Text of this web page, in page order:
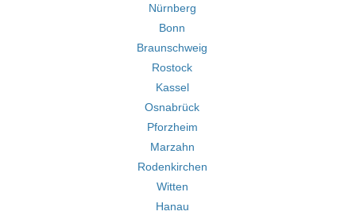
Nürnberg
Bonn
Braunschweig
Rostock
Kassel
Osnabrück
Pforzheim
Marzahn
Rodenkirchen
Witten
Hanau